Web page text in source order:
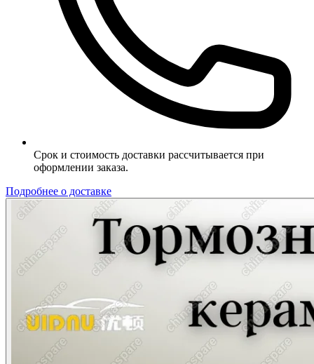
Срок и стоимость доставки рассчитывается при
оформлении заказа.
Подробнее о доставке